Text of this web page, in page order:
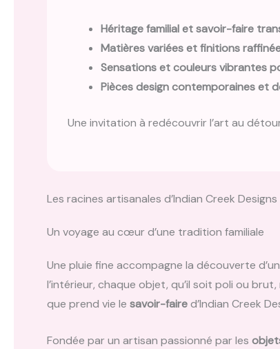
Héritage familial et savoir-faire
Matières variées et finitions
Sensations et couleurs vibrantes
Pièces design contemporaines et
Une invitation à redécouvrir l’art au
Les racines artisanales d’Indian Creek Designs
Un voyage au cœur d’une tradition familiale
Une pluie fine accompagne la découverte
l’intérieur, chaque objet, qu’il soit poli ou
que prend vie le savoir-faired’Indian Creek
Fondée par un artisan passionné par les